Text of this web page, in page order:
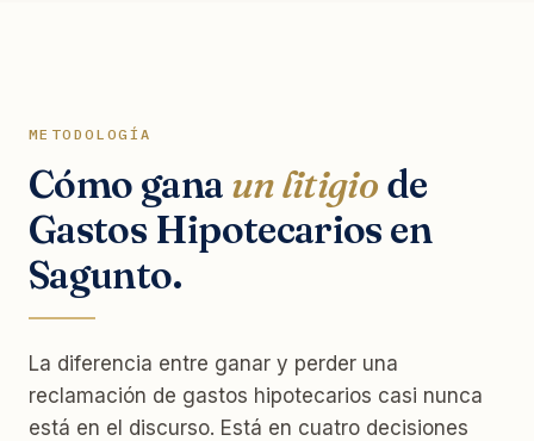
METODOLOGÍA
Cómo gana un litigio de
Gastos Hipotecarios en
Sagunto.
La diferencia entre ganar y perder una
reclamación de gastos hipotecarios casi nunca
está en el discurso. Está en cuatro decisiones